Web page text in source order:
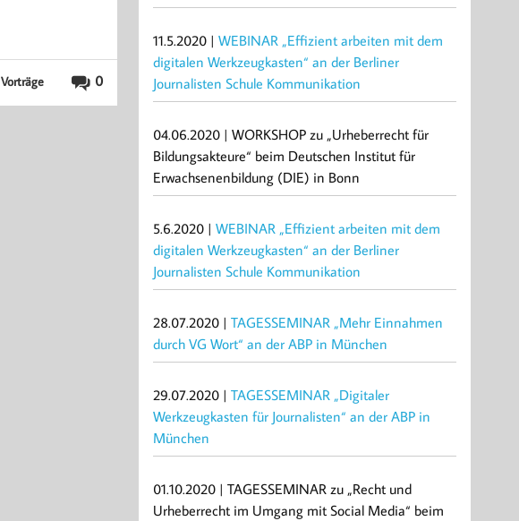
0
Vorträge
11.5.2020 |WEBINAR „Effizient arbeiten mit dem
digitalen Werkzeugkasten“ an der Berliner
Journalisten Schule Kommunikation
04.06.2020 | WORKSHOP zu „Urheberrecht für
Bildungsakteure“ beim Deutschen Institut für
Erwachsenenbildung (DIE) in Bonn
5.6.2020 |WEBINAR „Effizient arbeiten mit dem
digitalen Werkzeugkasten“ an der Berliner
Journalisten Schule Kommunikation
28.07.2020 |TAGESSEMINAR „Mehr Einnahmen
durch VG Wort“ an der ABP in München
29.07.2020 |TAGESSEMINAR „Digitaler
Werkzeugkasten für Journalisten“ an der ABP in
München
01.10.2020 | TAGESSEMINAR zu „Recht und
Urheberrecht im Umgang mit Social Media“ beim